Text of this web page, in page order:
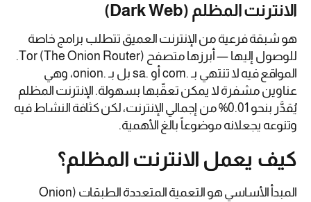
الانترنت المظلم (Dark Web)
هو شبقة فرعية من الإنترنت العميق تتطلب برامج خاصة
للوصول إليها — أبرزها متصفح Tor (The Onion Router).
المواقع فيه لا تنتهي بـ .com أو .sa بل بـ .onion، وهي
عناوين مشفرة لا يمكن تعقّبها بسهولة. الإنترنت المظلم
يُقدَّر بنحو 0.01% من إجمالي الإنترنت، لكن كثافة النشاط فيه
وتنوعه يجعلانه موضوعاً بالغ الأهمية.
كيف يعمل الانترنت المظلم؟
المبدأ الأساسي هو التعمية المتعددة الطبقات (Onion